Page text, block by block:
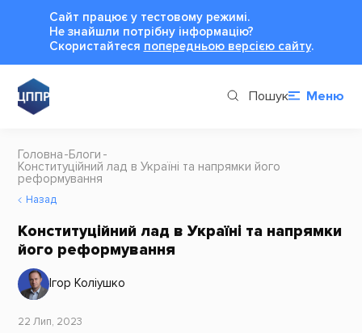
Сайт працює у тестовому режимі.
Не знайшли потрібну інформацію?
Cкористайтеся попередньою версією сайту.
Пошук Меню
Головна Блоги
Конституційний лад в Україні та напрямки його
реформування
Назад
Конституційний лад в Україні та напрямки
його реформування
Ігор Коліушко
22 Лип, 2023